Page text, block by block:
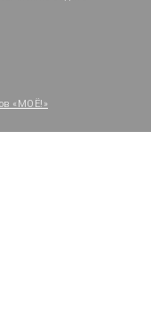
«МОЁ!»